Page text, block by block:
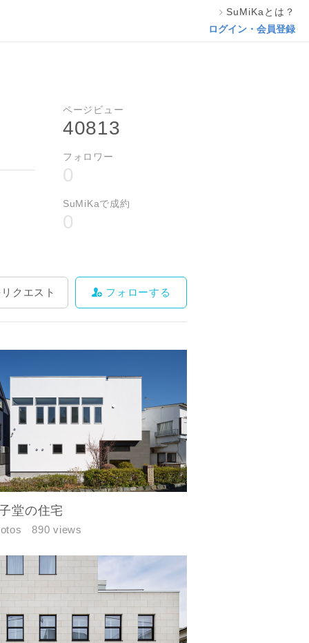
SuMiKaとは？
ログイン・会員登録
ページビュー
40813
フォロワー
0
SuMiKaで成約
0
クエスト フォローする
堂の住宅
890 views